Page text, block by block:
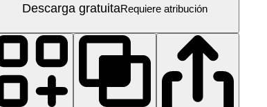
Descarga gratuitaRequiere atribución